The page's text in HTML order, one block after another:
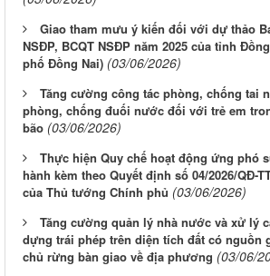
Giao tham mưu ý kiến đối với dự thảo
NSĐP, BCQT NSĐP năm 2025 của tỉnh
phố Đồng Nai) (03/06/2026)
Tăng cường công tác phòng, chống tai
phòng, chống đuối nước đối với trẻ em
bão (03/06/2026)
Thực hiện Quy chế hoạt động ứng phó
hành kèm theo Quyết định số 04/2026/QĐ-
của Thủ tướng Chính phủ (03/06/2026)
Tăng cường quản lý nhà nước và xử lý
dựng trái phép trên diện tích đất có nguồn
chủ rừng bàn giao về địa phương (03/06/